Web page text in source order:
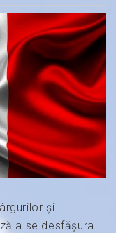
și
a se desfășura